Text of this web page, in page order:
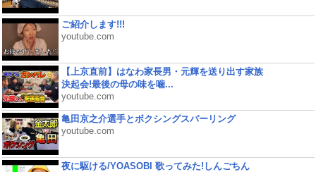
ご紹介します!!!
youtube.com
【上京直前】はなわ家長男・元輝を送り出す家族
決起会!最後の母の味を噛...
youtube.com
亀田京之介選手とボクシングスパーリング
youtube.com
夜に駆ける/YOASOBI 歌ってみた!しんごちん